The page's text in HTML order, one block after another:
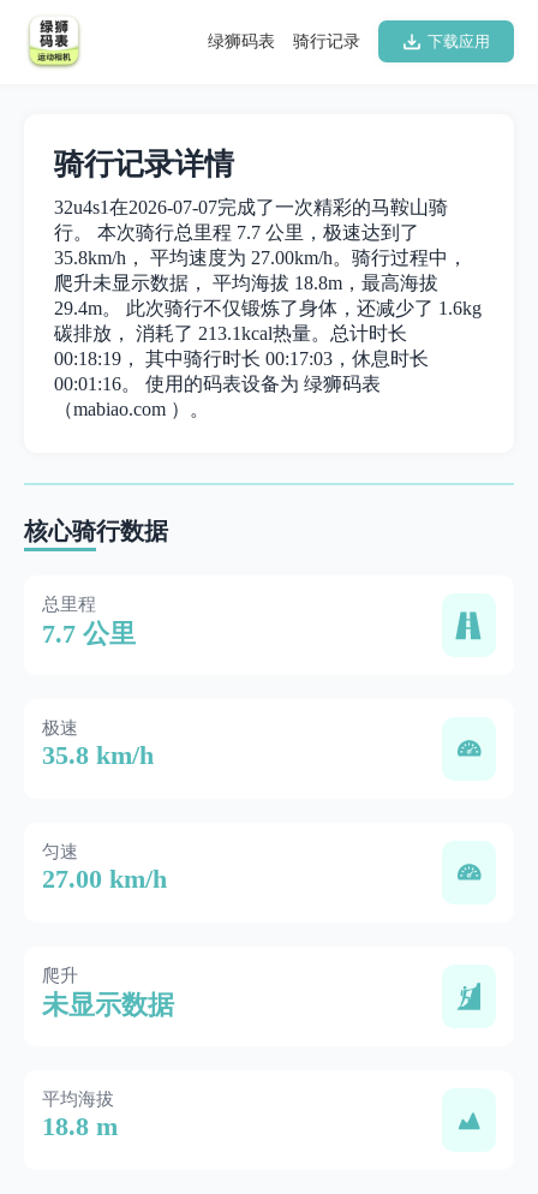
下载应用
骑行记录
绿狮码表
骑行记录详情
32u4s1在2026-07-07完成了一次精彩的马鞍山骑
行。 本次骑行总里程 7.7 公里，极速达到了
35.8km/h， 平均速度为 27.00km/h。骑行过程中，
爬升未显示数据， 平均海拔 18.8m，最高海拔
29.4m。 此次骑行不仅锻炼了身体，还减少了 1.6kg
碳排放， 消耗了 213.1kcal热量。总计时长
00:18:19， 其中骑行时长 00:17:03，休息时长
00:01:16。 使用的码表设备为 绿狮码表
（mabiao.com ）。
核心骑行数据
总里程
7.7 公里
极速
35.8 km/h
匀速
27.00 km/h
爬升
未显示数据
平均海拔
18.8 m